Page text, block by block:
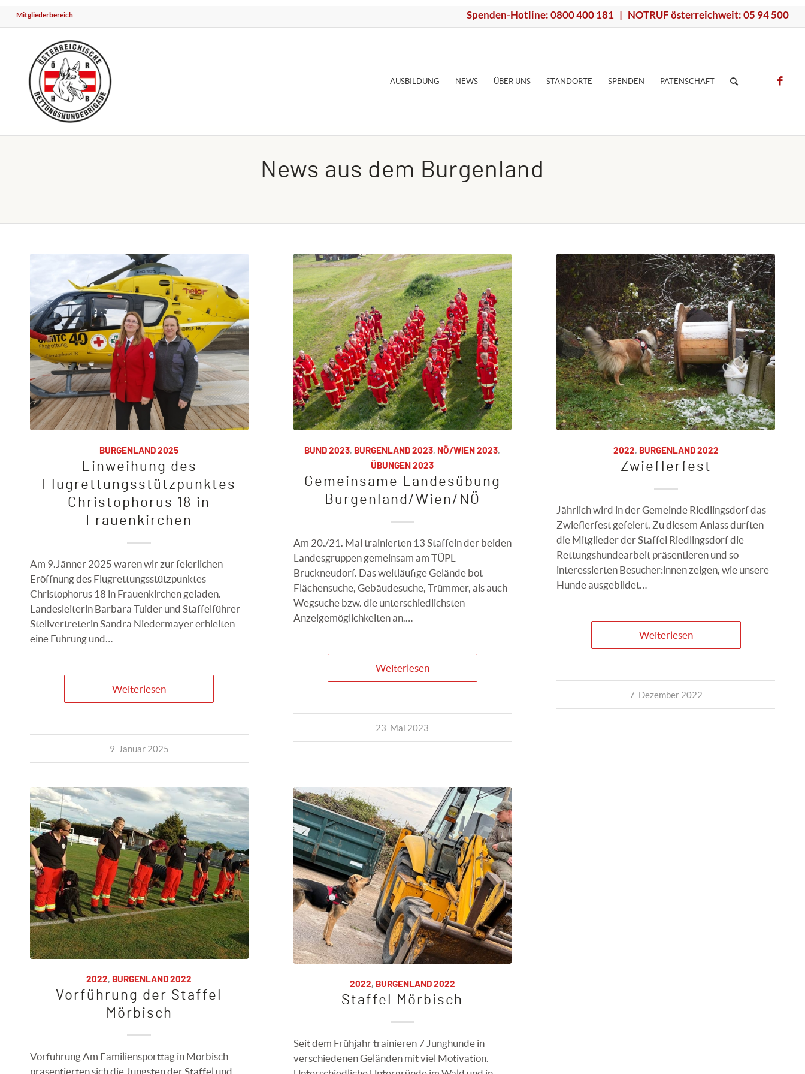
Mitgliederbereich Spenden-Hotline: 0800 400 181 | NOTRUF österreichweit: 05 94 500
AUSBILDUNG NEWS ÜBER UNS STANDORTE SPENDEN PATENSCHAFT
News aus dem Burgenland
BURGENLAND 2025
Einweihung des
Flugrettungsstützpunktes
Christophorus 18 in
Frauenkirchen
Am 9.Jänner 2025 waren wir zur feierlichen
Eröffnung des Flugrettungsstützpunktes
Christophorus 18 in Frauenkirchen geladen.
Landesleiterin Barbara Tuider und Staffelführer
Stellvertreterin Sandra Niedermayer erhielten
eine Führung und…
Weiterlesen
9. Januar 2025
BUND 2023, BURGENLAND 2023, NÖ/WIEN 2023,
ÜBUNGEN 2023
Gemeinsame Landesübung
Burgenland/Wien/NÖ
Am 20./21. Mai trainierten 13 Staffeln der beiden
Landesgruppen gemeinsam am TÜPL
Bruckneudorf. Das weitläufige Gelände bot
Flächensuche, Gebäudesuche, Trümmer, als auch
Wegsuche bzw. die unterschiedlichsten
Anzeigemöglichkeiten an.…
Weiterlesen
23. Mai 2023
2022, BURGENLAND 2022
Zwieflerfest
Jährlich wird in der Gemeinde Riedlingsdorf das
Zwieflerfest gefeiert. Zu diesem Anlass durften
die Mitglieder der Staffel Riedlingsdorf die
Rettungshundearbeit präsentieren und so
interessierten Besucher:innen zeigen, wie unsere
Hunde ausgebildet…
Weiterlesen
7. Dezember 2022
2022, BURGENLAND 2022
Vorführung der Staffel
Mörbisch
Vorführung Am Familiensporttag in Mörbisch
präsentierten sich die Jüngsten der Staffel und
2022, BURGENLAND 2022
Staffel Mörbisch
Seit dem Frühjahr trainieren 7 Junghunde in
verschiedenen Geländen mit viel Motivation.